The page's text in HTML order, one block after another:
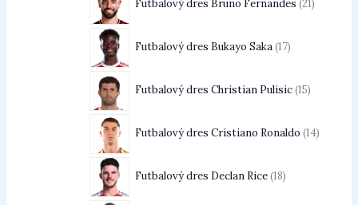
Futbalový dres Bruno Fernandes 21
Futbalový dres Bukayo Saka 17
Futbalový dres Christian Pulisic 15
Futbalový dres Cristiano Ronaldo 14
Futbalový dres Declan Rice 18